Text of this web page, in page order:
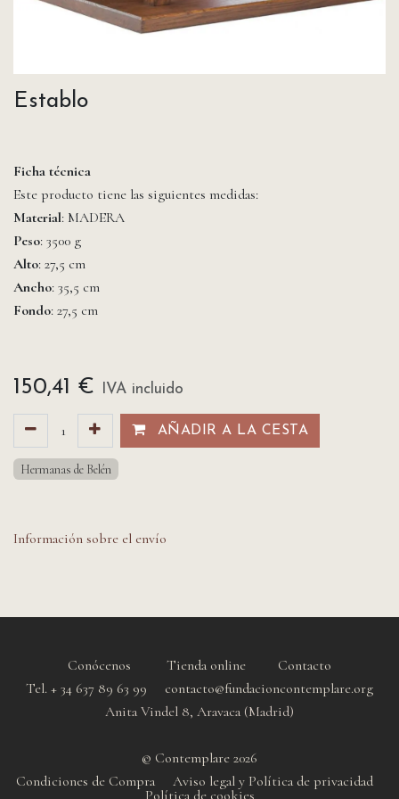
Establo
Ficha técnica
Este producto tiene las siguientes medidas:
Material: MADERA
Peso: 3500 g
Alto: 27,5 cm
Ancho: 35,5 cm
Fondo: 27,5 cm
150,41 € IVA incluido
AÑADIR A LA CESTA​​
Hermanas de Belén
Información sobre el envío
Conócenos Tienda online
Contacto
Tel. + 34 637 89 63 99 contacto@fundacioncontemplare.org
Anita Vindel 8, Aravaca (Madrid)
© Contemplare 2026
Condiciones de Compra
Aviso legal y Política de privacidad